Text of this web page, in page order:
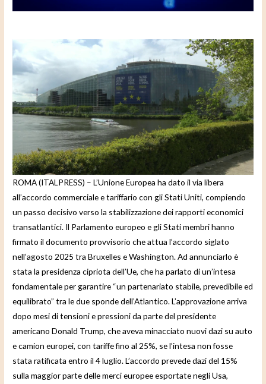
a
y
V
i
d
e
o
ROMA (ITALPRESS) – L’Unione Europea ha dato il via libera
all’accordo commerciale e tariffario con gli Stati Uniti, compiendo
un passo decisivo verso la stabilizzazione dei rapporti economici
transatlantici. Il Parlamento europeo e gli Stati membri hanno
firmato il documento provvisorio che attua l’accordo siglato
nell’agosto 2025 tra Bruxelles e Washington. Ad annunciarlo è
stata la presidenza cipriota dell’Ue, che ha parlato di un’intesa
fondamentale per garantire “un partenariato stabile, prevedibile ed
equilibrato” tra le due sponde dell’Atlantico. L’approvazione arriva
dopo mesi di tensioni e pressioni da parte del presidente
americano Donald Trump, che aveva minacciato nuovi dazi su auto
e camion europei, con tariffe fino al 25%, se l’intesa non fosse
stata ratificata entro il 4 luglio. L’accordo prevede dazi del 15%
sulla maggior parte delle merci europee esportate negli Usa,